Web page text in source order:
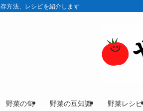
方法、レシピを紹介します
野菜の旬 野菜の豆知識 野菜レシピ